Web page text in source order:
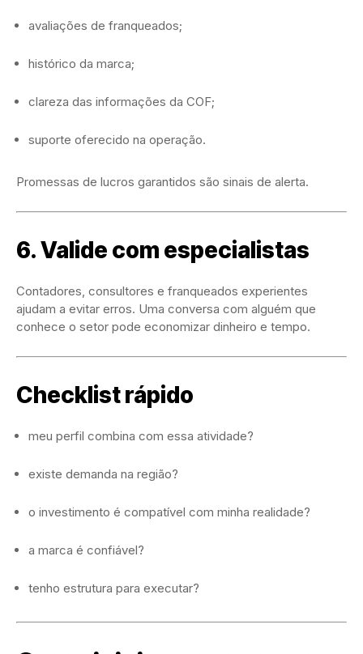
avaliações de franqueados;
histórico da marca;
clareza das informações da COF;
suporte oferecido na operação.
Promessas de lucros garantidos são sinais de alerta.
6. Valide com especialistas
Contadores, consultores e franqueados experientes
ajudam a evitar erros. Uma conversa com alguém que
conhece o setor pode economizar dinheiro e tempo.
Checklist rápido
meu perfil combina com essa atividade?
existe demanda na região?
o investimento é compatível com minha realidade?
a marca é confiável?
tenho estrutura para executar?